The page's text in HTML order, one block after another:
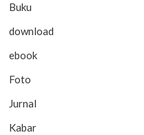
Buku
download
ebook
Foto
Jurnal
Kabar